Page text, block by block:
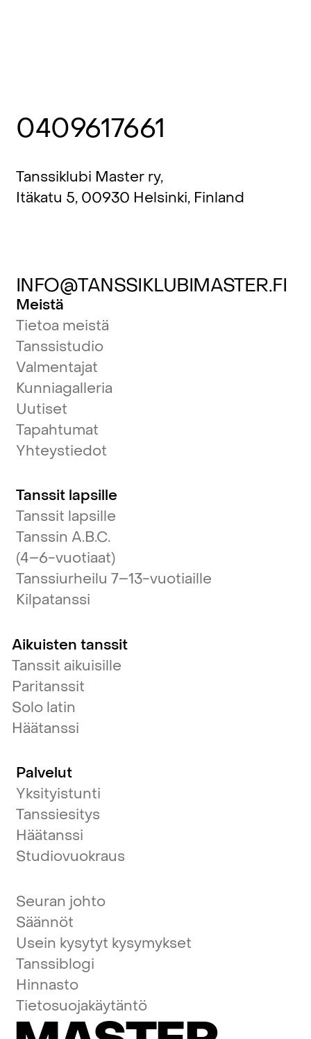
0409617661
Tanssiklubi Master ry,
Itäkatu 5, 00930 Helsinki, Finland
INFO@TANSSIKLUBIMASTER.FI
Meistä
Tietoa meistä
Tanssistudio
Valmentajat
Kunniagalleria
Uutiset
Tapahtumat
Yhteystiedot
Tanssit lapsille
Tanssit lapsille
Tanssin A.B.C.
(4–6-vuotiaat)
Tanssiurheilu 7–13-vuotiaille
Kilpatanssi
Aikuisten tanssit
Tanssit aikuisille
Paritanssit
Solo latin
Häätanssi
Palvelut
Yksityistunti
Tanssiesitys
Häätanssi
Studiovuokraus
Seuran johto
Säännöt
Usein kysytyt kysymykset
Tanssiblogi
Hinnasto
Tietosuojakäytäntö